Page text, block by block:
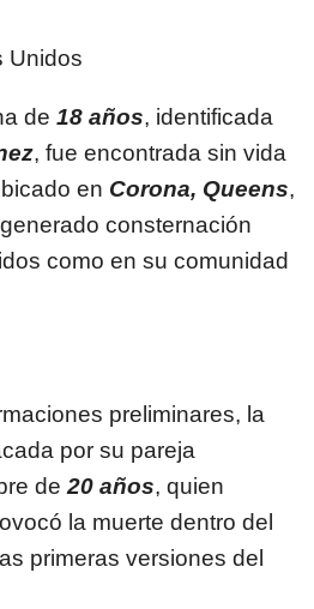
Unidos
de 18 años, identificada
, fue encontrada sin vida
en Corona, Queens,
consternación
como en su comunidad
preliminares, la
por su pareja
de 20 años, quien
la muerte dentro del
primeras versiones del